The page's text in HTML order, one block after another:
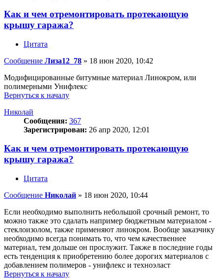
Как и чем отремонтировать протекающую
крышу гаража?
Цитата
Сообщение Лиза12_78 » 18 июн 2020, 10:42
Модифицированные битумные материал Линокром, или
полимерными Унифлекс
Вернуться к началу
Николай
Сообщения: 367
Зарегистрирован: 26 апр 2020, 12:01
Как и чем отремонтировать протекающую
крышу гаража?
Цитата
Сообщение Николай » 18 июн 2020, 10:44
Если необходимо выполнить небольшой срочный ремонт, то
можно также это сдалать например бюджетным материалом -
стеклоизолом, также применяют линокром. Вообще заказчику
необходимо всегда понимать то, что чем качественнее
материал, тем дольше он прослужит. Также в последние годы
есть тенденция к приобретению более дорогих материалов с
добавлением полимеров - унифлекс и техноэласт
Вернуться к началу